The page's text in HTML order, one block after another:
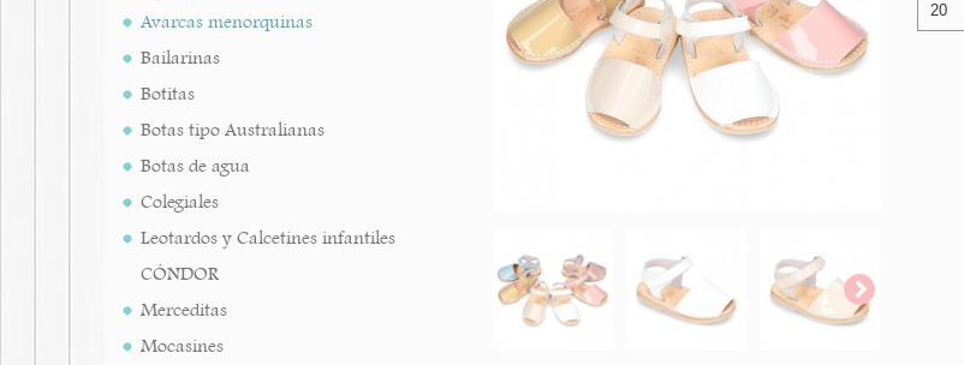
Avarcas menorquinas
Bailarinas
Botitas
Botas tipo Australianas
Botas de agua
Colegiales
Leotardos y Calcetines infantiles
CÓNDOR
Merceditas
Mocasines
20